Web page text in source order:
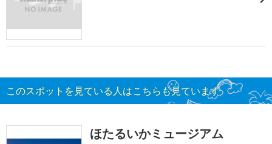
このスポットを見ている人はこちらも見ています
ほたるいかミュージアム